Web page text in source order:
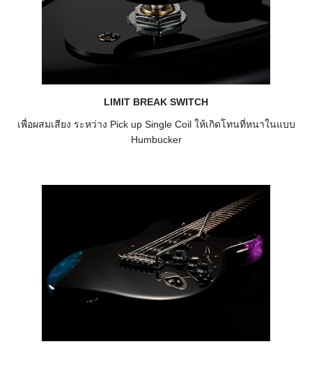
LIMIT BREAK SWITCH
เพื่อผสมเสียง ระหว่าง Pick up Single Coil ให้เกิดโทนที่หนาในแบบ
Humbucker